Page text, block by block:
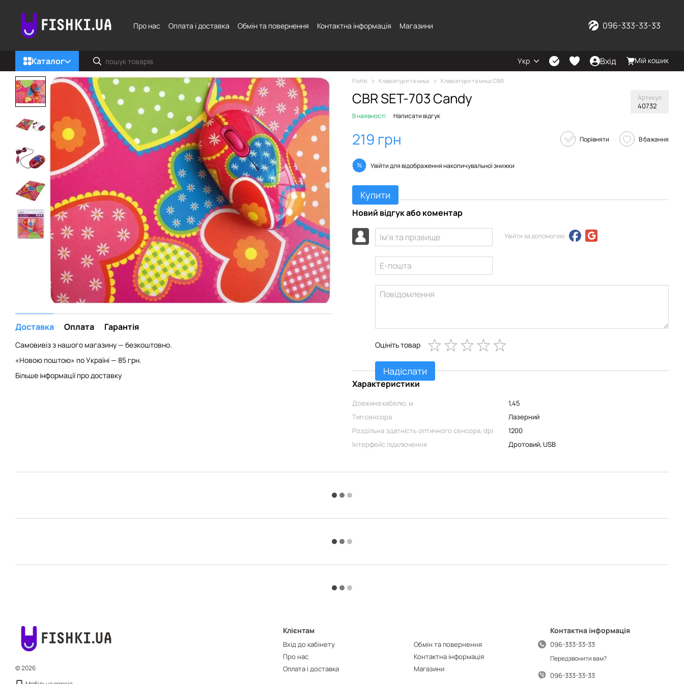
Про нас
Оплата і доставка Обмін та повернення Контактна інформація Магазини 096-333-33-33
Каталог Укр Вхід Мій кошик
Доставка Оплата Гарантія
Самовивіз з нашого магазину — безкоштовно.
«Новою поштою» по Україні — 85 грн.
Більше інформації про доставку
Fishki Клавіатури та миші Клавіатури та миші CBR
CBR SET-703 Candy Артикул
40732
В наявності Написати відгук
219 грн Порівняти В бажання
% Увійтидля відображення накопичувальної знижки
Купити
Новий відгук або коментар
Увійти за допомогою
Оцініть товар
Надіслати
Характеристики
Довжина кабелю, м
1,45
Тип сенсора
Лазерний
Роздільна здатність оптичного сенсора, dpi
1200
Інтерфейс підключення
Дротовий, USB
© 2026
Клієнтам
Вхід до кабінету
Про нас
Оплата і доставка
Обмін та повернення
Контактна інформація
Магазини
Контактна інформація
096-333-33-33
Передзвонити вам?
096-333-33-33